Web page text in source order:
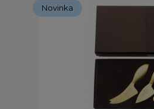
Novinka